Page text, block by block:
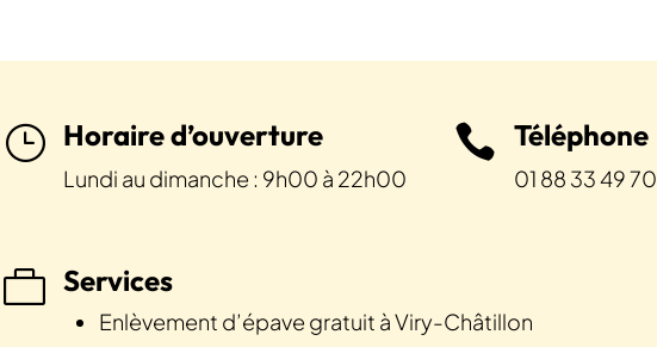
} Horaire d’ouverture
Lundi au dimanche : 9h00 à 22h00
 Téléphone
01 88 33 49 70
 Services
Enlèvement d’épave gratuit à Viry-Châtillon